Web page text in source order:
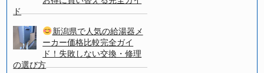
ド
新潟県で人気の給湯器メ
ーカー価格比較完全ガイ
ド！失敗しない交換・修理
の選び方